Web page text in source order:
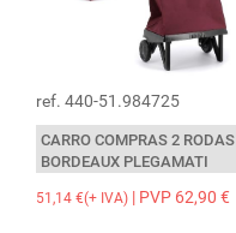
ref. 440-51.984725
CARRO COMPRAS 2 RODAS
BORDEAUX PLEGAMATI
51,14 €(+ IVA)| PVP 62,90 €